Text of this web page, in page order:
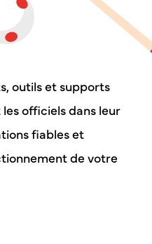
outils et supports
officiels dans leur
fiables et
de votre